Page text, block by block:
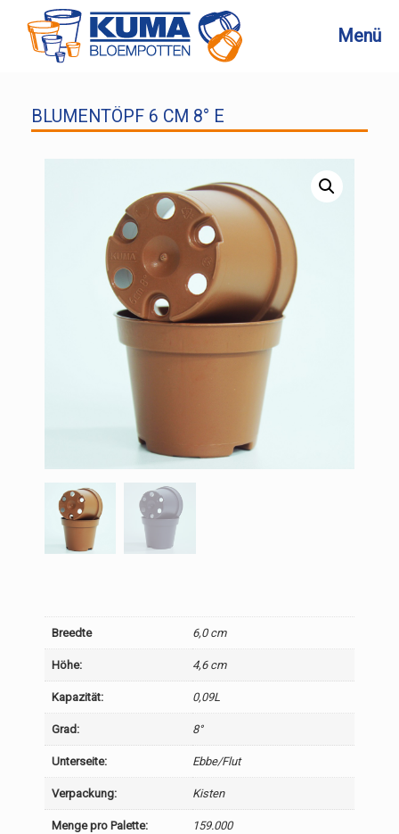
springen
Menü
BLUMENTÖPF 6 CM 8° E
Breedte 6,0 cm
Höhe: 4,6 cm
Kapazität: 0,09L
Grad: 8°
Unterseite: Ebbe/Flut
Verpackung: Kisten
Menge pro Palette: 159.000